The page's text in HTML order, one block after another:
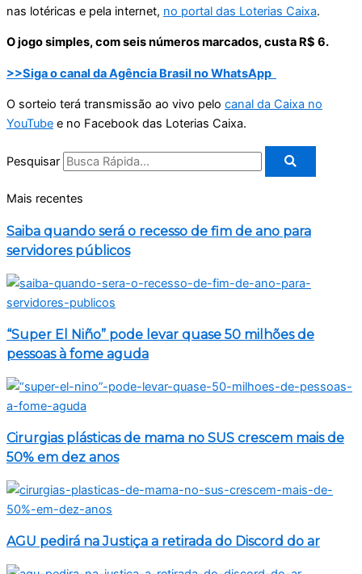
nas lotéricas e pela internet, no portal das Loterias Caixa.
O jogo simples, com seis números marcados, custa R$ 6.
>>Siga o canal da Agência Brasil no WhatsApp
O sorteio terá transmissão ao vivo pelo canal da Caixa no
YouTube e no Facebook das Loterias Caixa.
Pesquisar
Mais recentes
Saiba quando será o recesso de fim de ano para
servidores públicos
“Super El Niño” pode levar quase 50 milhões de
pessoas à fome aguda
Cirurgias plásticas de mama no SUS crescem mais de
50% em dez anos
AGU pedirá na Justiça a retirada do Discord do ar